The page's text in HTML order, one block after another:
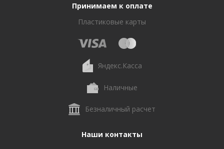
Принимаем к оплате
Пластиковые карты
Яндекс.Касса
Наличные
Безналичный расчет
Наши контакты